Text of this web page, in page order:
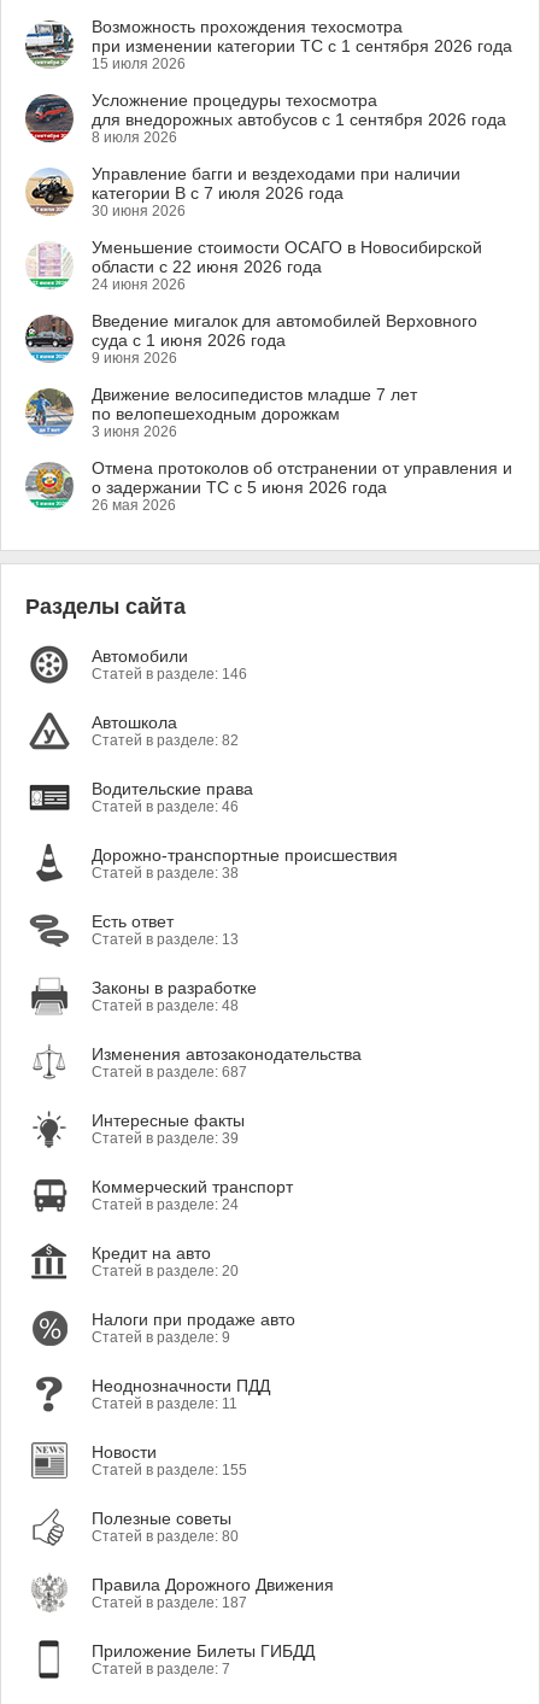
Возможность прохождения техосмотра
при изменении категории ТС с 1 сентября 2026 года
15 июля 2026
Усложнение процедуры техосмотра
для внедорожных автобусов с 1 сентября 2026 года
8 июля 2026
Управление багги и вездеходами при наличии
категории B с 7 июля 2026 года
30 июня 2026
Уменьшение стоимости ОСАГО в Новосибирской
области с 22 июня 2026 года
24 июня 2026
Введение мигалок для автомобилей Верховного
суда с 1 июня 2026 года
9 июня 2026
Движение велосипедистов младше 7 лет
по велопешеходным дорожкам
3 июня 2026
Отмена протоколов об отстранении от управления и
о задержании ТС с 5 июня 2026 года
26 мая 2026
Разделы сайта
Автомобили
Статей в разделе: 146
Автошкола
Статей в разделе: 82
Водительские права
Статей в разделе: 46
Дорожно-транспортные происшествия
Статей в разделе: 38
Есть ответ
Статей в разделе: 13
Законы в разработке
Статей в разделе: 48
Изменения автозаконодательства
Статей в разделе: 687
Интересные факты
Статей в разделе: 39
Коммерческий транспорт
Статей в разделе: 24
Кредит на авто
Статей в разделе: 20
Налоги при продаже авто
Статей в разделе: 9
Неоднозначности ПДД
Статей в разделе: 11
Новости
Статей в разделе: 155
Полезные советы
Статей в разделе: 80
Правила Дорожного Движения
Статей в разделе: 187
Приложение Билеты ГИБДД
Статей в разделе: 7